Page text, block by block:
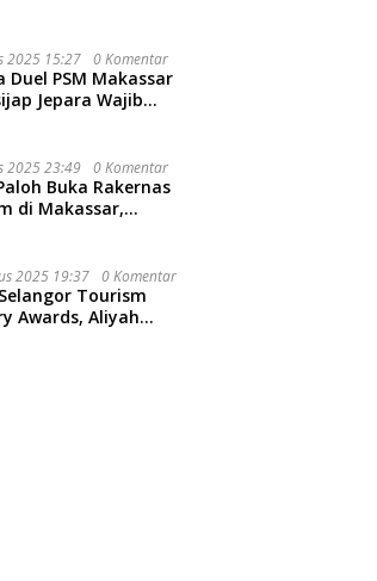
2025 15:27 0 Komentar
Duel PSM Makassar
Jepara Wajib
2025 23:49 0 Komentar
Buka Rakernas
di Makassar,
2025 19:37 0 Komentar
Tourism
Awards, Aliyah